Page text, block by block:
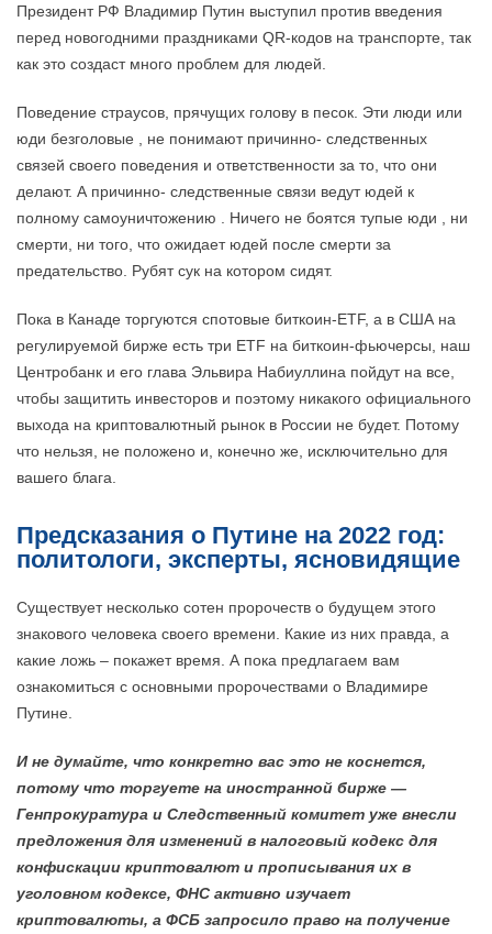
Президент РФ Владимир Путин выступил против введения
перед новогодними праздниками QR-кодов на транспорте, так
как это создаст много проблем для людей.
Поведение страусов, прячущих голову в песок. Эти люди или
юди безголовые , не понимают причинно- следственных
связей своего поведения и ответственности за то, что они
делают. А причинно- следственные связи ведут юдей к
полному самоуничтожению . Ничего не боятся тупые юди , ни
смерти, ни того, что ожидает юдей после смерти за
предательство. Рубят сук на котором сидят.
Пока в Канаде торгуются спотовые биткоин-ETF, а в США на
регулируемой бирже есть три ETF на биткоин-фьючерсы, наш
Центробанк и его глава Эльвира Набиуллина пойдут на все,
чтобы защитить инвесторов и поэтому никакого официального
выхода на криптовалютный рынок в России не будет. Потому
что нельзя, не положено и, конечно же, исключительно для
вашего блага.
Предсказания о Путине на 2022 год:
политологи, эксперты, ясновидящие
Существует несколько сотен пророчеств о будущем этого
знакового человека своего времени. Какие из них правда, а
какие ложь – покажет время. А пока предлагаем вам
ознакомиться с основными пророчествами о Владимире
Путине.
И не думайте, что конкретно вас это не коснется,
потому что торгуете на иностранной бирже —
Генпрокуратура и Следственный комитет уже внесли
предложения для изменений в налоговый кодекс для
конфискации криптовалют и прописывания их в
уголовном кодексе, ФНС активно изучает
криптовалюты, а ФСБ запросило право на получение